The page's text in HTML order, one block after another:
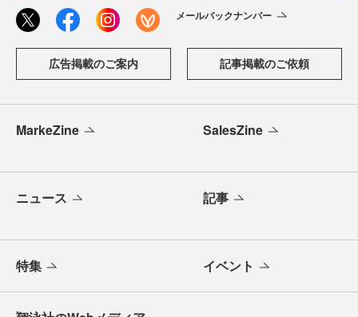
メールバックナンバー
広告掲載のご案内 記事掲載のご依頼
MarkeZine SalesZine
ニュース 記事
特集 イベント